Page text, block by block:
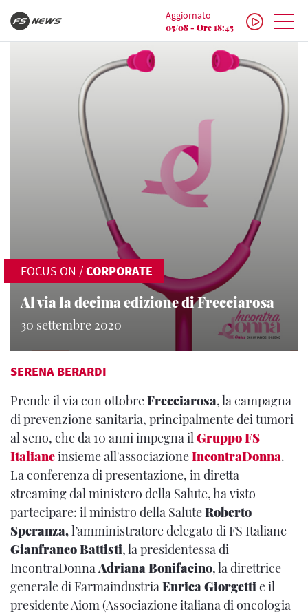
Aggiornato
05/08 - Ore 18:45
FOCUS ON /CORPORATE
Al via la decima edizione di Frecciarosa
30 settembre 2020
SERENA BERARDI
Prende il via con ottobreFrecciarosa, la campagna
di prevenzione sanitaria, principalmente dei tumori
al seno, che da 10 anni impegna ilGruppo FS
Italianeinsieme all'associazioneIncontraDonna.
La conferenza di presentazione, in diretta
streaming dal ministero della Salute, ha visto
partecipare: il ministro della SaluteRoberto
Speranza,l’amministratore delegato di FS Italiane
Gianfranco Battisti, la presidentessa di
IncontraDonnaAdriana Bonifacino, la direttrice
generale di FarmaindustriaEnrica Giorgettie il
presidente Aiom (Associazione italiana di oncologia